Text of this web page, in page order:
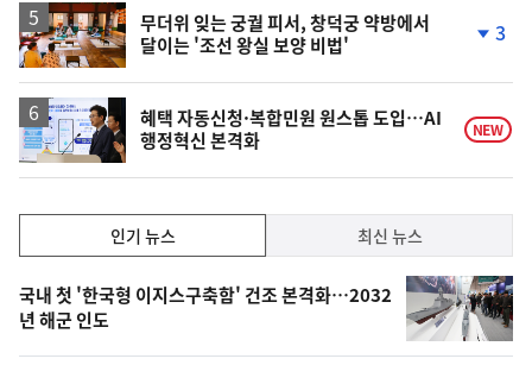
무더위 잊는 궁궐 피서, 창덕궁 약방에서
달이는 '조선 왕실 보양 비법'
하
락
3
혜택 자동신청·복합민원 원스톱 도입…AI
행정혁신 본격화
NEW
기,
최
신,
인기 뉴스 최신 뉴스
기
뉴
스
국내 첫 '한국형 이지스구축함' 건조 본격화…2032
년 해군 인도